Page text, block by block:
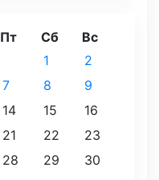
Пт Сб
Вс
1
2
7 8
9
14 15
16
21 22
23
28 29
30